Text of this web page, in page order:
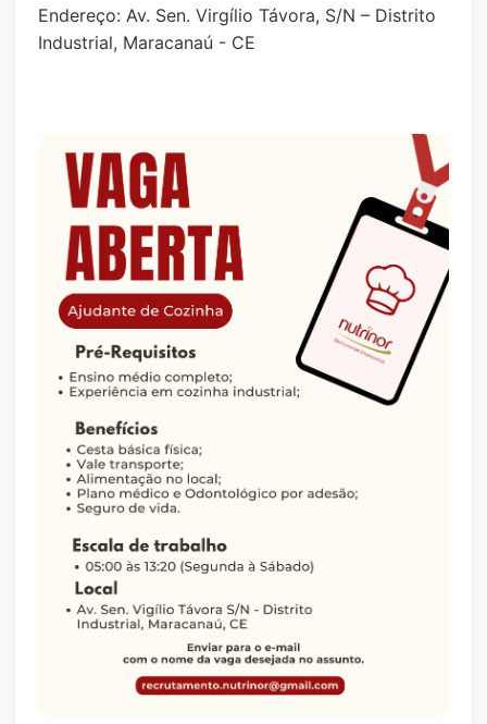
Endereço: Av. Sen. Virgílio Távora, S/N – Distrito
Industrial, Maracanaú - CE